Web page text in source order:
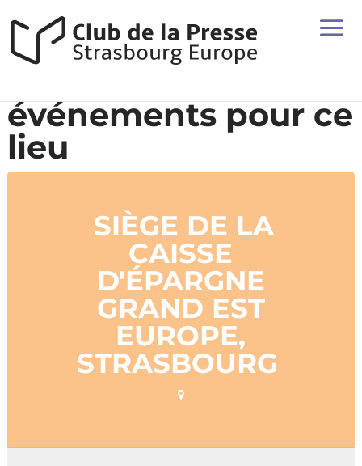
événements pour ce
lieu
SIÈGE DE LA
CAISSE
D'ÉPARGNE
GRAND EST
EUROPE,
STRASBOURG